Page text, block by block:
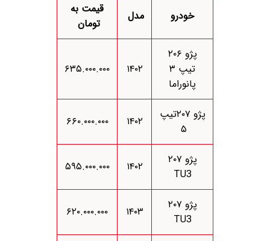
خودرو مدل
قیمت به
تومان
پژو ۲۰۶
تیپ ۳
پانوراما
۱۴۰۲ ۶۳۵.۰۰۰.۰۰۰
پژو ۲۰۷تیپ
۵
۱۴۰۲ ۶۶۰.۰۰۰.۰۰۰
پژو ۲۰۷
TU3
۱۴۰۲ ۵۹۵.۰۰۰.۰۰۰
پژو ۲۰۷
TU3
۱۴۰۳ ۶۲۰.۰۰۰.۰۰۰